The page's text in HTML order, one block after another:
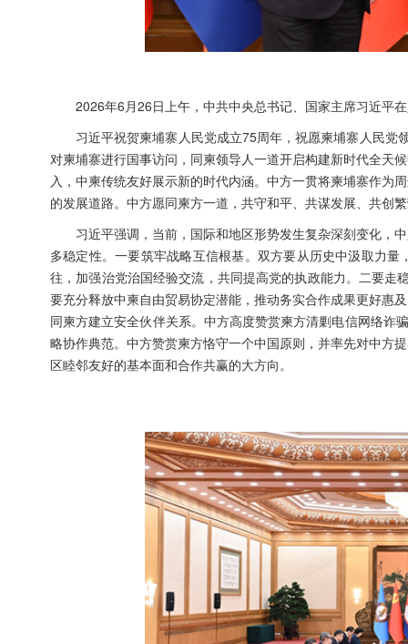
2026年6月26日上午，中共中央总书记、国家主席习近平
习近平祝贺柬埔寨人民党成立75周年，祝愿柬埔寨人民
对柬埔寨进行国事访问，同柬领导人一道开启构建新时代全天
入，中柬传统友好展示新的时代内涵。中方一贯将柬埔寨作为
的发展道路。中方愿同柬方一道，共守和平、共谋发展、共创
习近平强调，当前，国际和地区形势发生复杂深刻变化，
多稳定性。一要筑牢战略互信根基。双方要从历史中汲取力
往，加强治党治国经验交流，共同提高党的执政能力。二要走
要充分释放中柬自由贸易协定潜能，推动务实合作成果更好惠
同柬方建立安全伙伴关系。中方高度赞赏柬方清剿电信网络诈
略协作典范。中方赞赏柬方恪守一个中国原则，并率先对中方
区睦邻友好的基本面和合作共赢的大方向。